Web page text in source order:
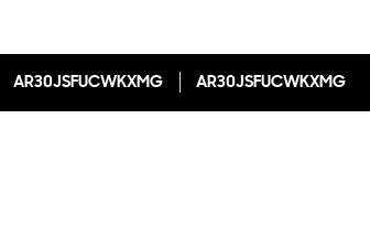
AR30JSFUCWKXMG
AR30JSFUCWKXMG